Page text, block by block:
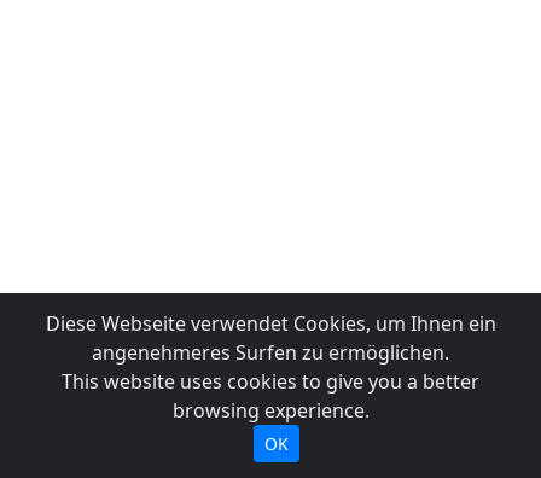
Diese Webseite verwendet Cookies, um Ihnen ein
angenehmeres Surfen zu ermöglichen.
This website uses cookies to give you a better
browsing experience.
OK